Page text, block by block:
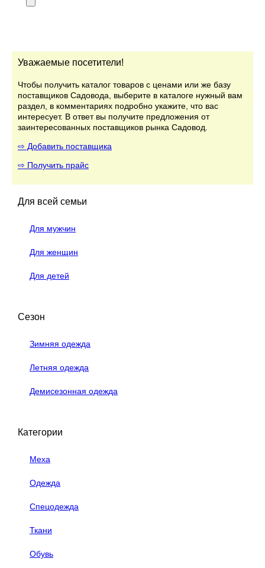
Уважаемые посетители!
Чтобы получить каталог товаров с ценами или же базу
поставщиков Садовода, выберите в каталоге нужный вам
раздел, в комментариях подробно укажите, что вас
интересует. В ответ вы получите предложения от
заинтересованных поставщиков рынка Садовод.
⇨ Добавить поставщика
⇨ Получить прайс
Для всей семьи
Для мужчин
Для женщин
Для детей
Сезон
Зимняя одежда
Летняя одежда
Демисезонная одежда
Категории
Меха
Одежда
Спецодежда
Ткани
Обувь